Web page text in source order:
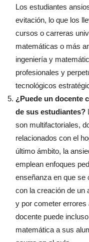
Los estudiantes
evitación, lo que los
cursos o carreras
matemáticas o más
ingeniería y
profesionales y
tecnológicos
¿Puede un docente
de sus estudiantes?
son multifactoriales,
relacionados con el
último ámbito, la
emplean enfoques
enseñanza en que se
con la creación de un
y por cometer
docente puede
matemática a sus